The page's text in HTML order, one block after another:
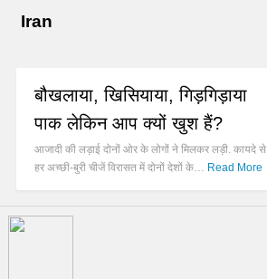
Iran
बौखलाया, खिसियाया, गिड़गिड़ाया
पाक लेकिन आप क्यों खुश हैं?
आजादी की लड़ाई दोनों ओर के लोगों ने मिलकर लड़ी. कायदे से
हर अच्छी-बुरी चीजें विरासत में दोनों देशों के… Read More